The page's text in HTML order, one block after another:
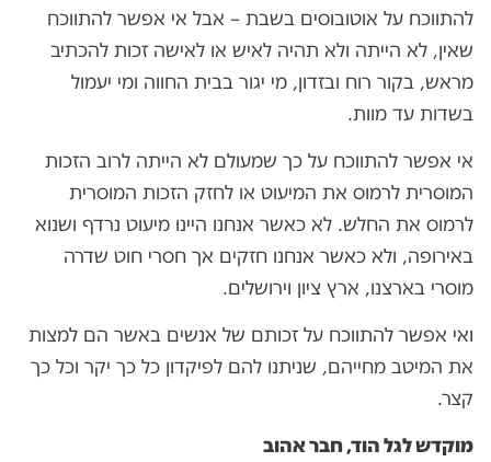
להתווכח על אוטובוסים בשבת – אבל אי אפשר להתווכח
שאין, לא הייתה ולא תהיה לאיש או לאישה זכות להכתיב
מראש, בקור רוח ובזדון, מי יגור בבית החווה ומי יעמול
בשדות עד מוות.
אי אפשר להתווכח על כך שמעולם לא הייתה לרוב הזכות
המוסרית לרמוס את המיעוט או לחזק הזכות המוסרית
לרמוס את החלש. לא כאשר אנחנו היינו מיעוט נרדף ושנוא
באירופה, ולא כאשר אנחנו חזקים אך חסרי חוט שדרה
מוסרי בארצנו, ארץ ציון וירושלים.
ואי אפשר להתווכח על זכותם של אנשים באשר הם למצות
את המיטב מחייהם, שניתנו להם לפיקדון כל כך יקר וכל כך
קצר.
מוקדש לגל הוד, חבר אהוב